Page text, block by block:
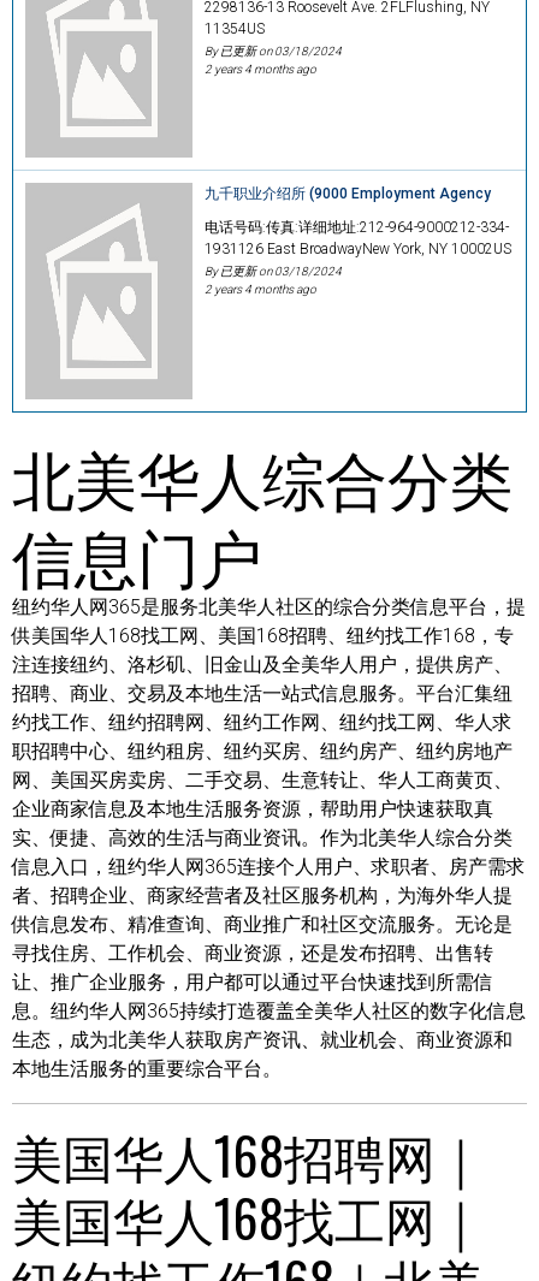
2298136-13 Roosevelt Ave. 2FLFlushing, NY
11354US
By 已更新 on03/18/2024
2 years 4 months ago
九千职业介绍所 (9000 Employment Agency
电话号码:传真:详细地址:212-964-9000212-334-
1931126 East BroadwayNew York, NY 10002US
By 已更新 on03/18/2024
2 years 4 months ago
北美华人综合分类
信息门户
纽约华人网365是服务北美华人社区的综合分类信息平台，提
供美国华人168找工网、美国168招聘、纽约找工作168，专
注连接纽约、洛杉矶、旧金山及全美华人用户，提供房产、
招聘、商业、交易及本地生活一站式信息服务。平台汇集纽
约找工作、纽约招聘网、纽约工作网、纽约找工网、华人求
职招聘中心、纽约租房、纽约买房、纽约房产、纽约房地产
网、美国买房卖房、二手交易、生意转让、华人工商黄页、
企业商家信息及本地生活服务资源，帮助用户快速获取真
实、便捷、高效的生活与商业资讯。作为北美华人综合分类
信息入口，纽约华人网365连接个人用户、求职者、房产需求
者、招聘企业、商家经营者及社区服务机构，为海外华人提
供信息发布、精准查询、商业推广和社区交流服务。无论是
寻找住房、工作机会、商业资源，还是发布招聘、出售转
让、推广企业服务，用户都可以通过平台快速找到所需信
息。纽约华人网365持续打造覆盖全美华人社区的数字化信息
生态，成为北美华人获取房产资讯、就业机会、商业资源和
本地生活服务的重要综合平台。
美国华人168招聘网｜
美国华人168找工网｜